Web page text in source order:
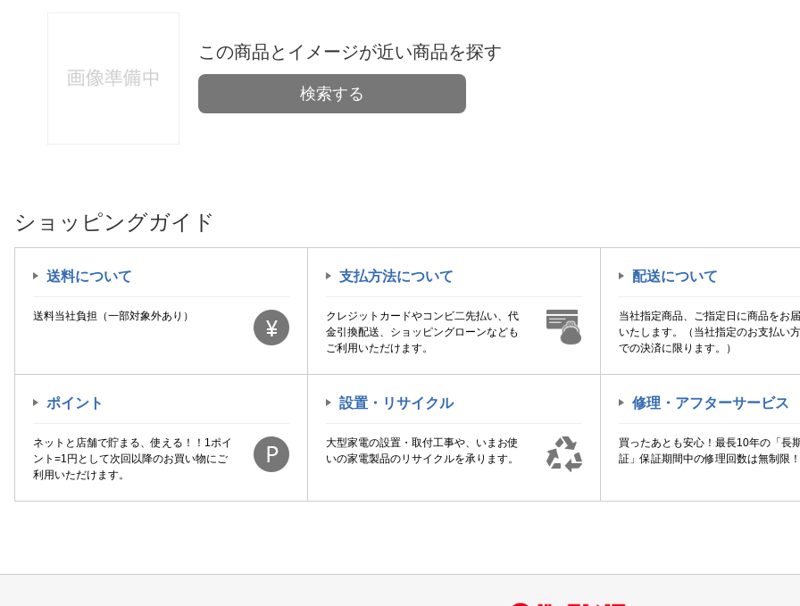
この商品とイメージが近い商品を探す
検索する
ショッピングガイド
送料について
送料当社負担（一部対象外あり）
支払方法について
クレジットカードやコンビ二先払い、代
金引換配送、ショッピングローンなども
ご利用いただけます。
配送について
当社指定商品、ご指定日に商品をお
いたします。（当社指定のお支払い
での決済に限ります。）
ポイント
ネットと店舗で貯まる、使える！！1ポイ
ント=1円として次回以降のお買い物にご
利用いただけます。
設置・リサイクル
大型家電の設置・取付工事や、いまお使
いの家電製品のリサイクルを承ります。
修理・アフターサービス
買ったあとも安心！最長10年の「長
証」保証期間中の修理回数は無制限！